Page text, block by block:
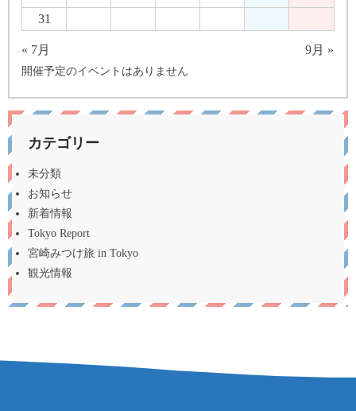
31
« 7月 9月 »
開催予定のイベントはありません
カテゴリー
未分類
お知らせ
新着情報
Tokyo Report
宮崎みつけ旅 in Tokyo
観光情報